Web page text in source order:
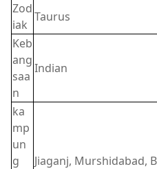
Zod
iak
Taurus
Keb
ang
saa
n
Indian
ka
mp
un
g
Jiaganj, Murshidabad,